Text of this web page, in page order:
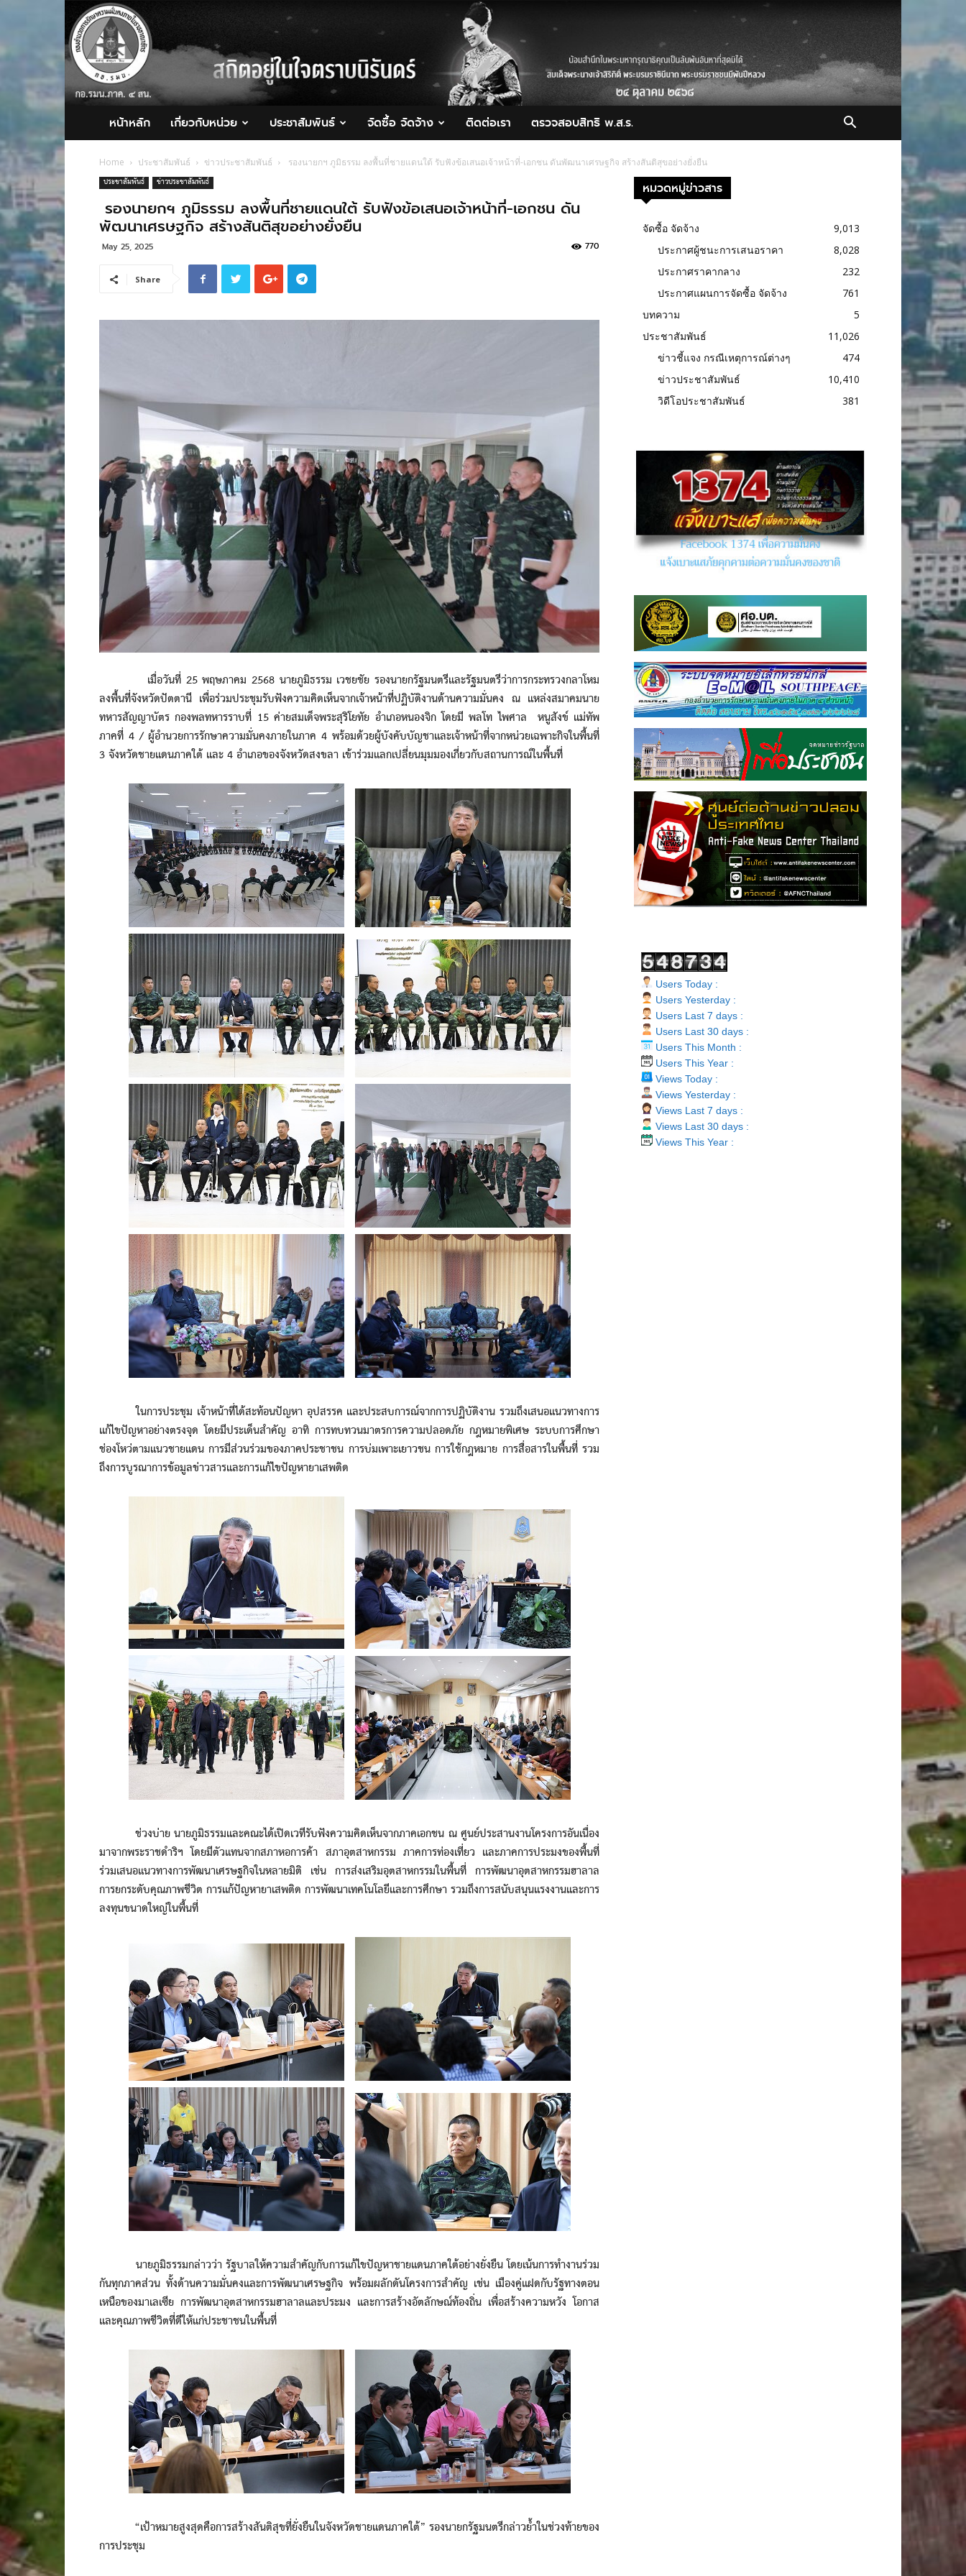
กอ.รมน.ภาค
4
สน.
หน้าหลัก เกี่ยวกับหน่วย ประชาสัมพันธ์ จัดซื้อ จัดจ้าง ติดต่อเรา ตรวจสอบสิทธิ พ.ส.ร.
Home ประชาสัมพันธ์ ข่าวประชาสัมพันธ์ รองนายกฯ ภูมิธรรม ลงพื้นที่ชายแดนใต้ รับฟังข้อเสนอเจ้าหน้าที่-เอกชน ดันพัฒนาเศรษฐกิจ สร้างสันติสุขอย่างยั่งยืน
ประชาสัมพันธ์ ข่าวประชาสัมพันธ์
รองนายกฯ ภูมิธรรม ลงพื้นที่ชายแดนใต้ รับฟังข้อเสนอเจ้าหน้าที่-เอกชน ดัน
พัฒนาเศรษฐกิจ สร้างสันติสุขอย่างยั่งยืน
May 25, 2025 770
Share
เมื่อวันที่ 25 พฤษภาคม 2568 นายภูมิธรรม เวชยชัย รองนายกรัฐมนตรีและรัฐมนตรีว่าการกระทรวงกลาโหม
ลงพื้นที่จังหวัดปัตตานี เพื่อร่วมประชุมรับฟังความคิดเห็นจากเจ้าหน้าที่ปฏิบัติงานด้านความมั่นคง ณ แหล่งสมาคมนาย
ทหารสัญญาบัตร กองพลทหารราบที่ 15 ค่ายสมเด็จพระสุริโยทัย อำเภอหนองจิก โดยมี พลโท ไพศาล หนูสังข์ แม่ทัพ
ภาคที่ 4 / ผู้อำนวยการรักษาความมั่นคงภายในภาค 4 พร้อมด้วยผู้บังคับบัญชาและเจ้าหน้าที่จากหน่วยเฉพาะกิจในพื้นที่
3 จังหวัดชายแดนภาคใต้ และ 4 อำเภอของจังหวัดสงขลา เข้าร่วมแลกเปลี่ยนมุมมองเกี่ยวกับสถานการณ์ในพื้นที่
ในการประชุม เจ้าหน้าที่ได้สะท้อนปัญหา อุปสรรค และประสบการณ์จากการปฏิบัติงาน รวมถึงเสนอแนวทางการ
แก้ไขปัญหาอย่างตรงจุด โดยมีประเด็นสำคัญ อาทิ การทบทวนมาตรการความปลอดภัย กฎหมายพิเศษ ระบบการศึกษา
ช่องโหว่ตามแนวชายแดน การมีส่วนร่วมของภาคประชาชน การบ่มเพาะเยาวชน การใช้กฎหมาย การสื่อสารในพื้นที่ รวม
ถึงการบูรณาการข้อมูลข่าวสารและการแก้ไขปัญหายาเสพติด
ช่วงบ่าย นายภูมิธรรมและคณะได้เปิดเวทีรับฟังความคิดเห็นจากภาคเอกชน ณ ศูนย์ประสานงานโครงการอันเนื่อง
มาจากพระราชดำริฯ โดยมีตัวแทนจากสภาหอการค้า สภาอุตสาหกรรม ภาคการท่องเที่ยว และภาคการประมงของพื้นที่
ร่วมเสนอแนวทางการพัฒนาเศรษฐกิจในหลายมิติ เช่น การส่งเสริมอุตสาหกรรมในพื้นที่ การพัฒนาอุตสาหกรรมฮาลาล
การยกระดับคุณภาพชีวิต การแก้ปัญหายาเสพติด การพัฒนาเทคโนโลยีและการศึกษา รวมถึงการสนับสนุนแรงงานและการ
ลงทุนขนาดใหญ่ในพื้นที่
นายภูมิธรรมกล่าวว่า รัฐบาลให้ความสำคัญกับการแก้ไขปัญหาชายแดนภาคใต้อย่างยั่งยืน โดยเน้นการทำงานร่วม
กันทุกภาคส่วน ทั้งด้านความมั่นคงและการพัฒนาเศรษฐกิจ พร้อมผลักดันโครงการสำคัญ เช่น เมืองคู่แฝดกับรัฐทางตอน
เหนือของมาเลเซีย การพัฒนาอุตสาหกรรมฮาลาลและประมง และการสร้างอัตลักษณ์ท้องถิ่น เพื่อสร้างความหวัง โอกาส
และคุณภาพชีวิตที่ดีให้แก่ประชาชนในพื้นที่
“เป้าหมายสูงสุดคือการสร้างสันติสุขที่ยั่งยืนในจังหวัดชายแดนภาคใต้” รองนายกรัฐมนตรีกล่าวย้ำในช่วงท้ายของ
การประชุม
หมวดหมู่ข่าวสาร
จัดซื้อ จัดจ้าง
9,013
ประกาศผู้ชนะการเสนอราคา
8,028
ประกาศราคากลาง
232
ประกาศแผนการจัดซื้อ จัดจ้าง
761
บทความ
5
ประชาสัมพันธ์
11,026
ข่าวชี้แจง กรณีเหตุการณ์ต่างๆ
474
ข่าวประชาสัมพันธ์
10,410
วิดีโอประชาสัมพันธ์
381
Users Today :
Users Yesterday :
Users Last 7 days :
Users Last 30 days :
Users This Month :
Users This Year :
Views Today :
Views Yesterday :
Views Last 7 days :
Views Last 30 days :
Views This Year :